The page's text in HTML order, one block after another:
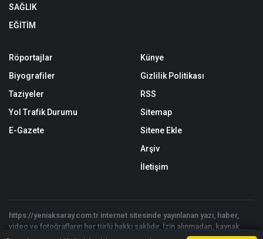
SAĞLIK
EĞİTİM
Röportajlar
Biyografiler
Taziyeler
Yol Trafik Durumu
E-Gazete
Künye
Gizlilik Politikası
RSS
Sitemap
Sitene Ekle
Arşiv
İletişim
https://yeniaksaray.com.tr internet sitesinde yayınlanan yazı, haber,
video ve fotoğrafların her türlü hakkı saklıdır. İzin alınmadan, kaynak